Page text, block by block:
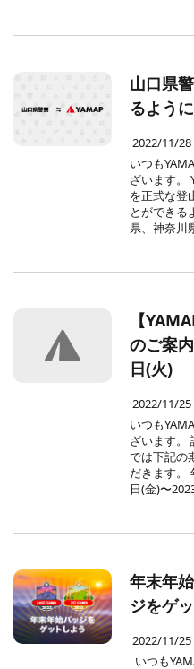
山口県
るよう
2022/11/28
いつも
ざいます。
を正式な登
とができる
県、神奈川
【
のご案
日(火)
2022/11/25
いつも
ざいます。
では下記の
だきます。
日(金)〜
年末年
ジをゲ
2022/11/25
いつも